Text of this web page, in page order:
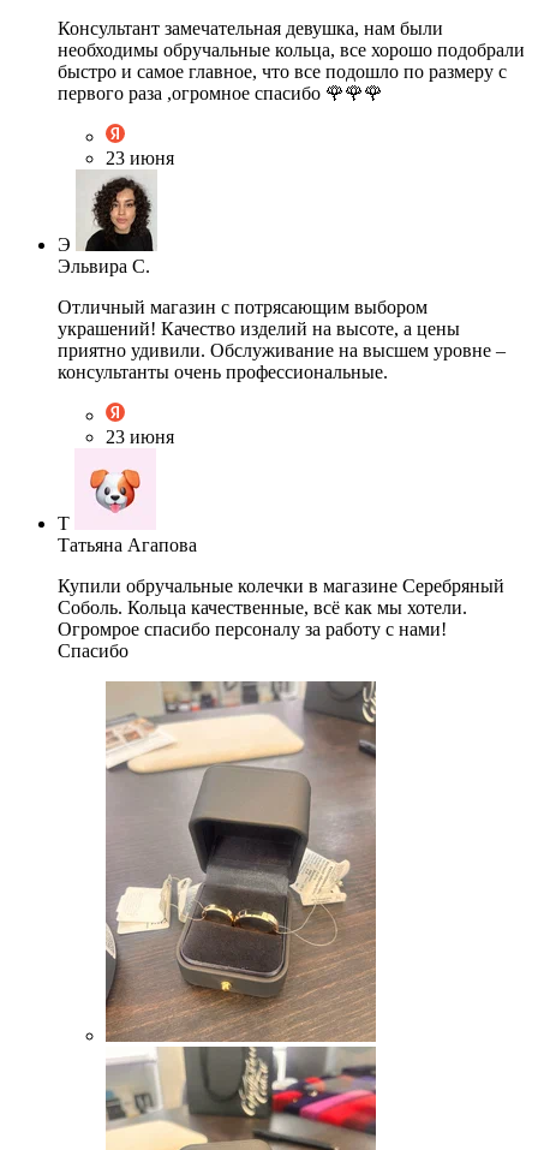
Консультант замечательная девушка, нам были
необходимы обручальные кольца, все хорошо подобрали
быстро и самое главное, что все подошло по размеру с
первого раза ,огромное спасибо 🌹🌹🌹
23 июня
Э
Эльвира С.
Отличный магазин с потрясающим выбором
украшений! Качество изделий на высоте, а цены
приятно удивили. Обслуживание на высшем уровне –
консультанты очень профессиональные.
23 июня
Т
Татьяна Агапова
Купили обручальные колечки в магазине Серебряный
Соболь. Кольца качественные, всё как мы хотели.
Огромрое спасибо персоналу за работу с нами!
Спасибо